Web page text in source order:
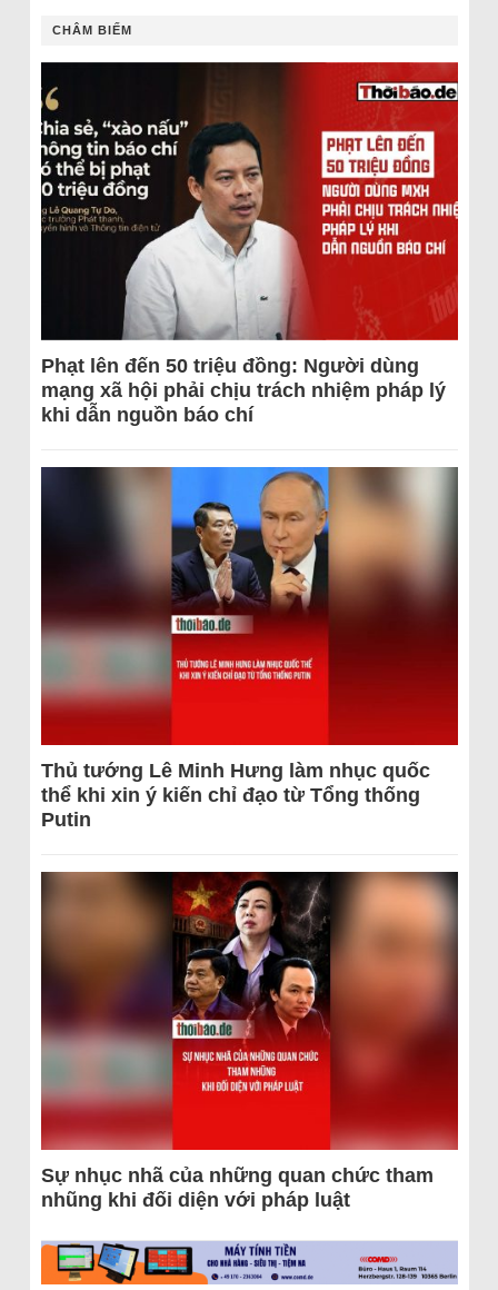
CHÂM BIẾM
Phạt lên đến 50 triệu đồng: Người dùng
mạng xã hội phải chịu trách nhiệm pháp lý
khi dẫn nguồn báo chí
Thủ tướng Lê Minh Hưng làm nhục quốc
thể khi xin ý kiến chỉ đạo từ Tổng thống
Putin
Sự nhục nhã của những quan chức tham
nhũng khi đối diện với pháp luật